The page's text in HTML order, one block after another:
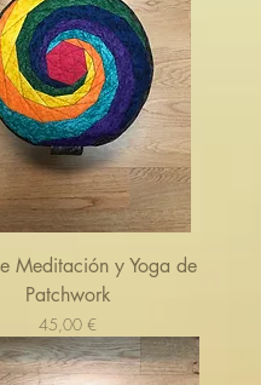
Meditación y Yoga de
Patchwork
Cena
45,00 €